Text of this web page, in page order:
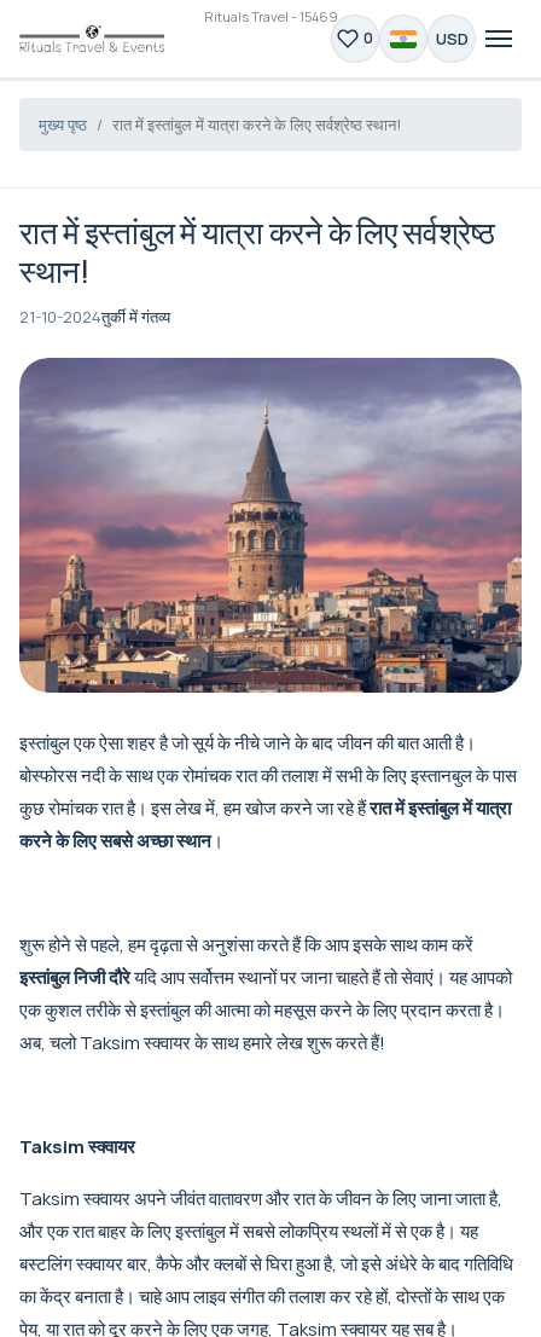
Rituals Travel - 15469
0 USD
मुख्य पृष्ठ रात में इस्तांबुल में यात्रा करने के लिए सर्वश्रेष्ठ स्थान!
रात में इस्तांबुल में यात्रा करने के लिए सर्वश्रेष्ठ
स्थान!
21-10-2024तुर्की में गंतव्य
इस्तांबुल एक ऐसा शहर है जो सूर्य के नीचे जाने के बाद जीवन की बात आती है।
बोस्फोरस नदी के साथ एक रोमांचक रात की तलाश में सभी के लिए इस्तानबुल के पास
कुछ रोमांचक रात है। इस लेख में, हम खोज करने जा रहे हैंरात में इस्तांबुल में यात्रा
करने के लिए सबसे अच्छा स्थान।
शुरू होने से पहले, हम दृढ़ता से अनुशंसा करते हैं कि आप इसके साथ काम करें
इस्तांबुल निजी दौरेयदि आप सर्वोत्तम स्थानों पर जाना चाहते हैं तो सेवाएं। यह आपको
एक कुशल तरीके से इस्तांबुल की आत्मा को महसूस करने के लिए प्रदान करता है।
अब, चलो Taksim स्क्वायर के साथ हमारे लेख शुरू करते हैं!
Taksim स्क्वायर
Taksim स्क्वायर अपने जीवंत वातावरण और रात के जीवन के लिए जाना जाता है,
और एक रात बाहर के लिए इस्तांबुल में सबसे लोकप्रिय स्थलों में से एक है। यह
बस्टलिंग स्क्वायर बार, कैफे और क्लबों से घिरा हुआ है, जो इसे अंधेरे के बाद गतिविधि
का केंद्र बनाता है। चाहे आप लाइव संगीत की तलाश कर रहे हों, दोस्तों के साथ एक
पेय, या रात को दूर करने के लिए एक जगह, Taksim स्क्वायर यह सब है।